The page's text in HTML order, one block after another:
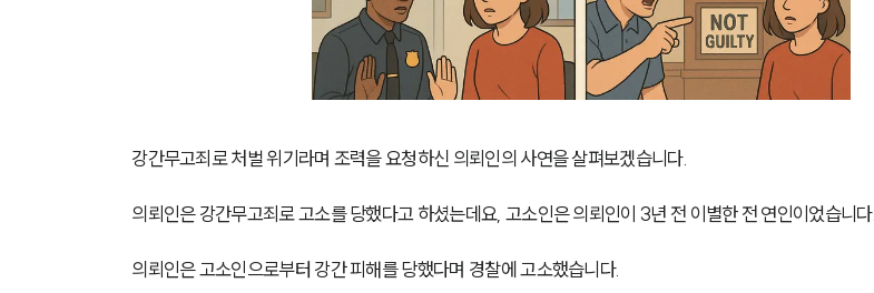
강간무고죄로 처벌 위기라며 조력을 요청하신 의뢰인의 사연을 살펴보겠습니다.
의뢰인은 강간무고죄로 고소를 당했다고 하셨는데요, 고소인은 의뢰인이 3년 전 이별한 전 연인이었습니다.
의뢰인은 고소인으로부터 강간 피해를 당했다며 경찰에 고소했습니다.